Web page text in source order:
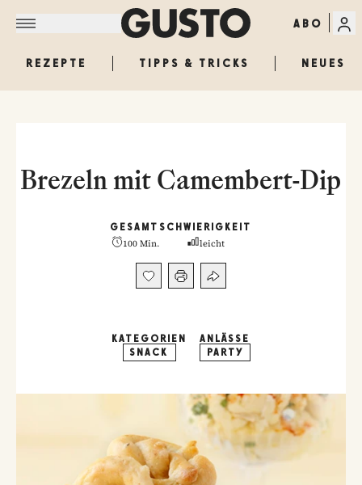
ABO
REZEPTE TIPPS & TRICKS NEUES
Brezeln mit Camembert-Dip
GESAMT
100 Min.
SCHWIERIGKEIT
leicht
KATEGORIEN
SNACK
ANLÄSSE
PARTY